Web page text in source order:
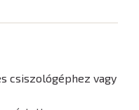
csiszológéphez vagy